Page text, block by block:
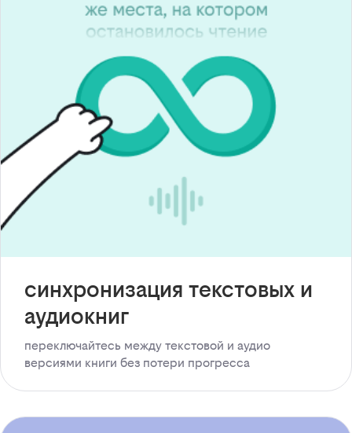
синхронизация текстовых и
аудиокниг
переключайтесь между текстовой и аудио
версиями книги без потери прогресса